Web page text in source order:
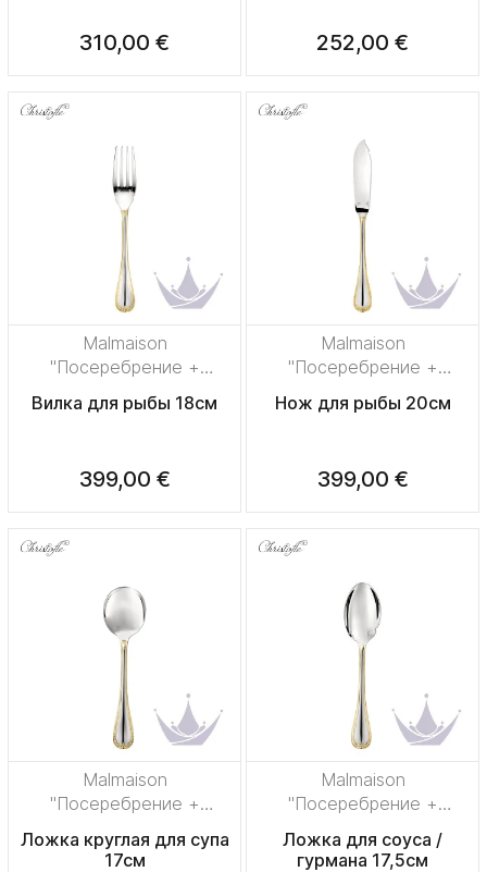
310,00 € 252,00 €
Malmaison
"Посеребрение +
узорная позолота"
Вилка для рыбы 18см
399,00 €
Malmaison
"Посеребрение +
узорная позолота"
Нож для рыбы 20см
399,00 €
Malmaison
"Посеребрение +
Ложка круглая для супа
17см
Malmaison
"Посеребрение +
узорная позолота"
Ложка для соуса /
гурмана 17,5см